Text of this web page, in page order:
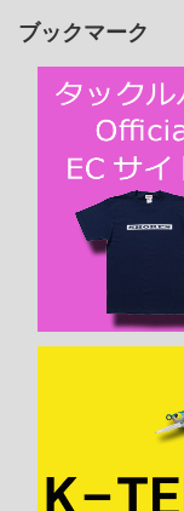
ブックマーク